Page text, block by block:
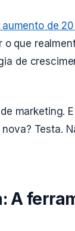
aumento de
que
de
marketing.
Testa.
A